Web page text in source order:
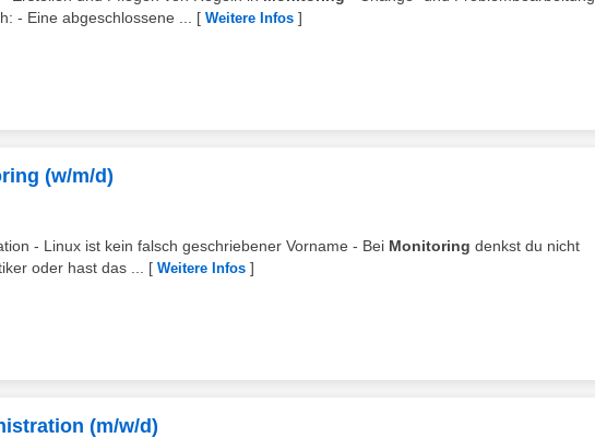
- Eine abgeschlossene ...
[ Weitere Infos ]
(w/m/d)
- Linux ist kein falsch geschriebener Vorname - Bei Monitoring denkst du nicht
oder hast das ...
[ Weitere Infos ]
(m/w/d)